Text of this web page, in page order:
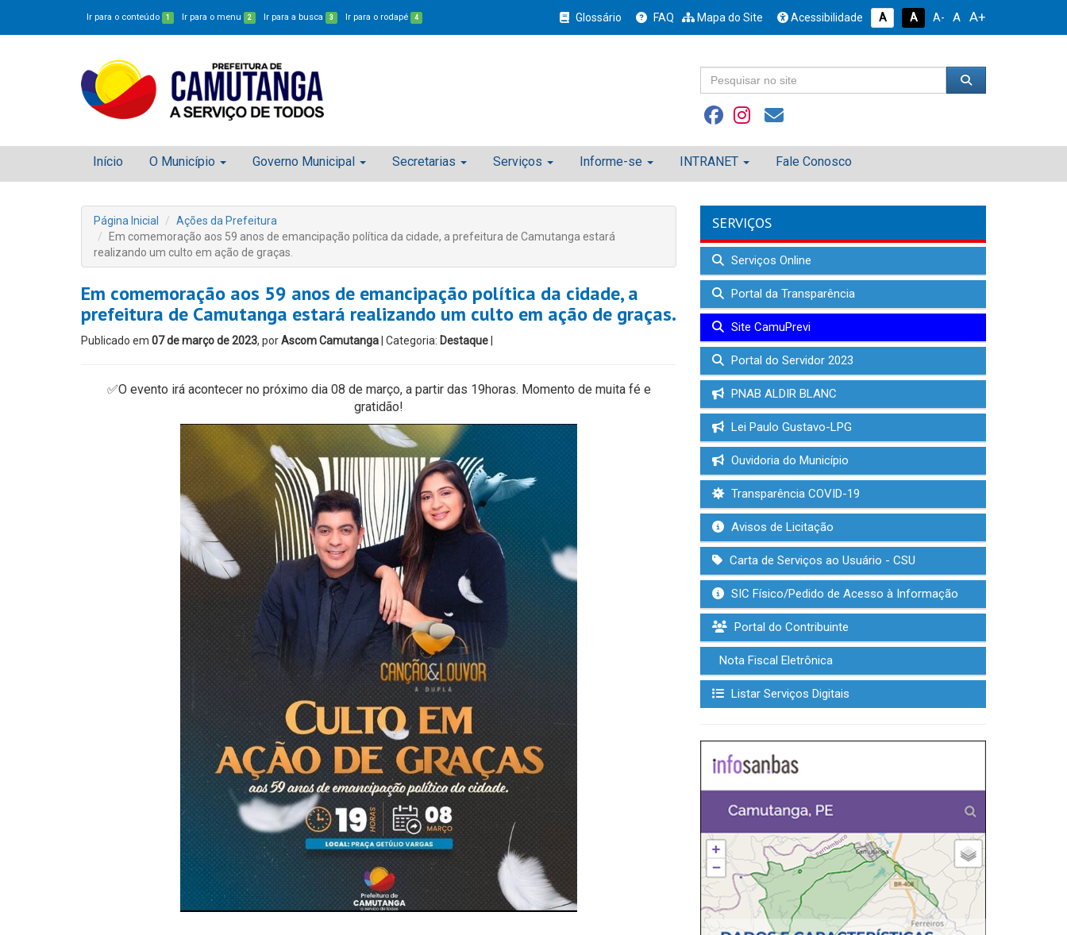
Ir para o conteúdo 1 Ir para o menu 2 Ir para a busca 3 Ir para o rodapé 4 Glossário FAQ Mapa do Site Acessibilidade A A A- A A+
Início O Município Governo Municipal Secretarias Serviços Informe-se INTRANET Fale Conosco
Página Inicial
Ações da Prefeitura
Em comemoração aos 59 anos de emancipação política da cidade, a prefeitura de Camutanga estará
realizando um culto em ação de graças.
Em comemoração aos 59 anos de emancipação política da cidade, a
prefeitura de Camutanga estará realizando um culto em ação de graças.
Publicado em 07 de março de 2023, porAscom Camutanga | Categoria: Destaque
✅O evento irá acontecer no próximo dia 08 de março, a partir das 19horas. Momento de muita fé e
gratidão!
SERVIÇOS
Serviços Online
Portal da Transparência
Site CamuPrevi
Portal do Servidor 2023
PNAB ALDIR BLANC
Lei Paulo Gustavo-LPG
Ouvidoria do Município
Transparência COVID-19
Avisos de Licitação
Carta de Serviços ao Usuário - CSU
SIC Físico/Pedido de Acesso à Informação
Portal do Contribuinte
Nota Fiscal Eletrônica
Listar Serviços Digitais